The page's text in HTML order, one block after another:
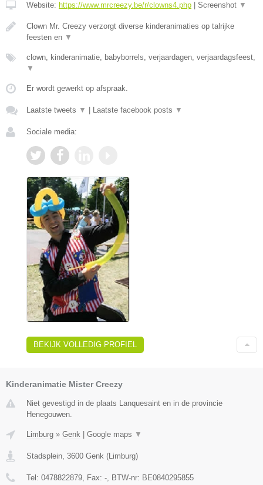
Website: https://www.mrcreezy.be/r/clowns4.php Screenshot ▼
Clown Mr. Creezy verzorgt diverse kinderanimaties op talrijke
feesten en ▼
clown, kinderanimatie, babyborrels, verjaardagen, verjaardagsfeest,
▼
Er wordt gewerkt op afspraak.
Laatste tweets ▼ Laatste facebook posts ▼
Sociale media:
BEKIJK VOLLEDIG PROFIEL
Kinderanimatie Mister Creezy
Niet gevestigd in de plaats Lanquesaint en in de provincie
Henegouwen.
Limburg » Genk Google maps ▼
Stadsplein, 3600 Genk (Limburg)
Tel: 0478822879, Fax: -, BTW-nr: BE0840295855